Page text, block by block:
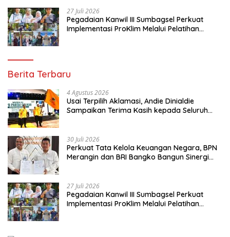
27 Juli 2026
Pegadaian Kanwil III Sumbagsel Perkuat
Implementasi ProKlim Melalui Pelatihan
Berita Terbaru
4 Agustus 2026
Usai Terpilih Aklamasi, Andie Dinialdie
Sampaikan Terima Kasih kepada Seluruh
30 Juli 2026
Perkuat Tata Kelola Keuangan Negara, BPN
Merangin dan BRI Bangko Bangun Sinergi
27 Juli 2026
Pegadaian Kanwil III Sumbagsel Perkuat
Implementasi ProKlim Melalui Pelatihan